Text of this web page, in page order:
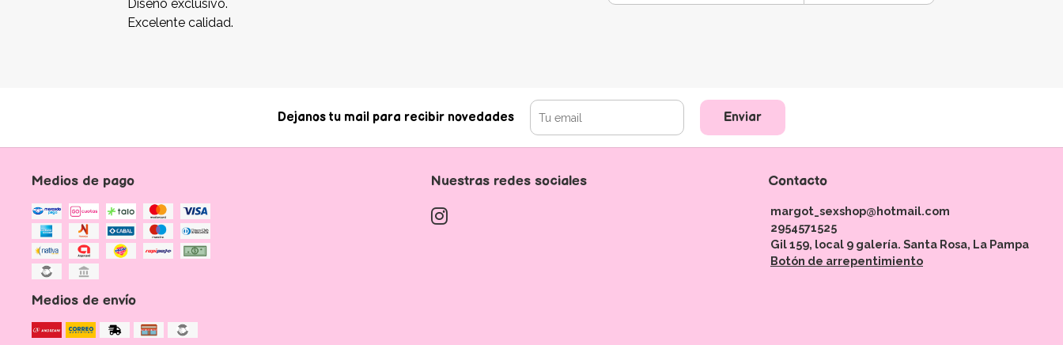
Diseño exclusivo.
Excelente calidad.
Dejanos tu mail para recibir novedades Enviar
Medios de pago
Medios de envío
Nuestras redes sociales Contacto
margot_sexshop@hotmail.com
2954571525
Gil 159, local 9 galería. Santa Rosa, La Pampa
Botón de arrepentimiento